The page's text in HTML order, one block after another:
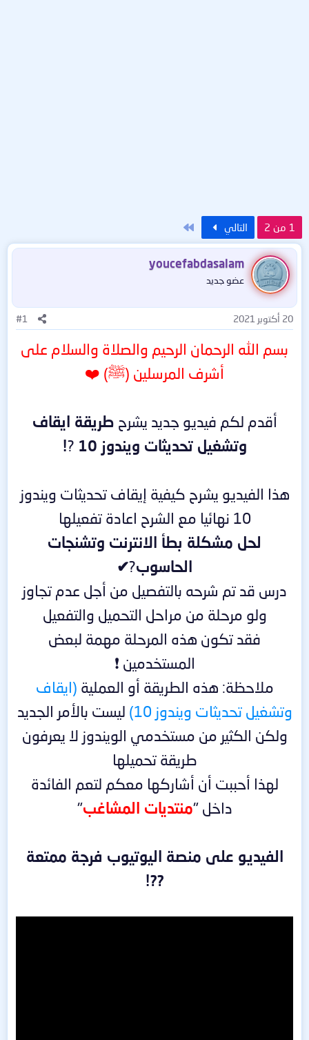
1 من 2 التالي
youcefabdasalam
عضو جديد
20 أكتوبر 2021 #1
بسم الله الرحمان الرحيم والصلاة والسلام على
أشرف المرسلين (ﷺ) ❤️
أقدم لكم فيديو جديد يشرح طريقة ايقاف
وتشغيل تحديثات ويندوز 10
?
!
هذا الفيديو يشرح كيفية إيقاف تحديثات ويندوز
10 نهائيا مع الشرح اعادة تفعيلها
لحل مشكلة بطأ الانترنت وتشنجات
الحاسوب?
✔
درس قد تم شرحه بالتفصيل من أجل عدم تجاوز
ولو مرحلة من مراحل التحميل والتفعيل
فقد تكون هذه المرحلة مهمة لبعض
المستخدمين ❗
ملاحظة: هذه الطريقة أو العملية (ايقاف
وتشغيل تحديثات ويندوز 10)
ليست بالأمر الجديد
ولكن الكثير من مستخدمي الويندوز لا يعرفون
طريقة تحميلها
لهذا أحببت أن أشاركها معكم لتعم الفائدة
داخل "منتديات المشاغب"
الفيديو على منصة اليوتيوب فرجة ممتعة
??!